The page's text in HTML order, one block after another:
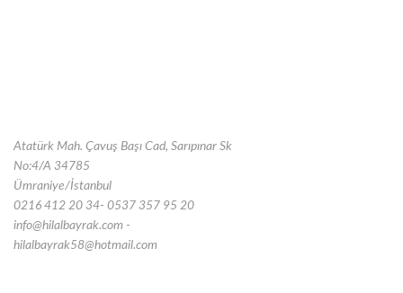
Atatürk Mah. Çavuş Başı Cad, Sarıpınar Sk
No:4/A 34785
Ümraniye/İstanbul
0216 412 20 34- 0537 357 95 20
info@hilalbayrak.com -
hilalbayrak58@hotmail.com